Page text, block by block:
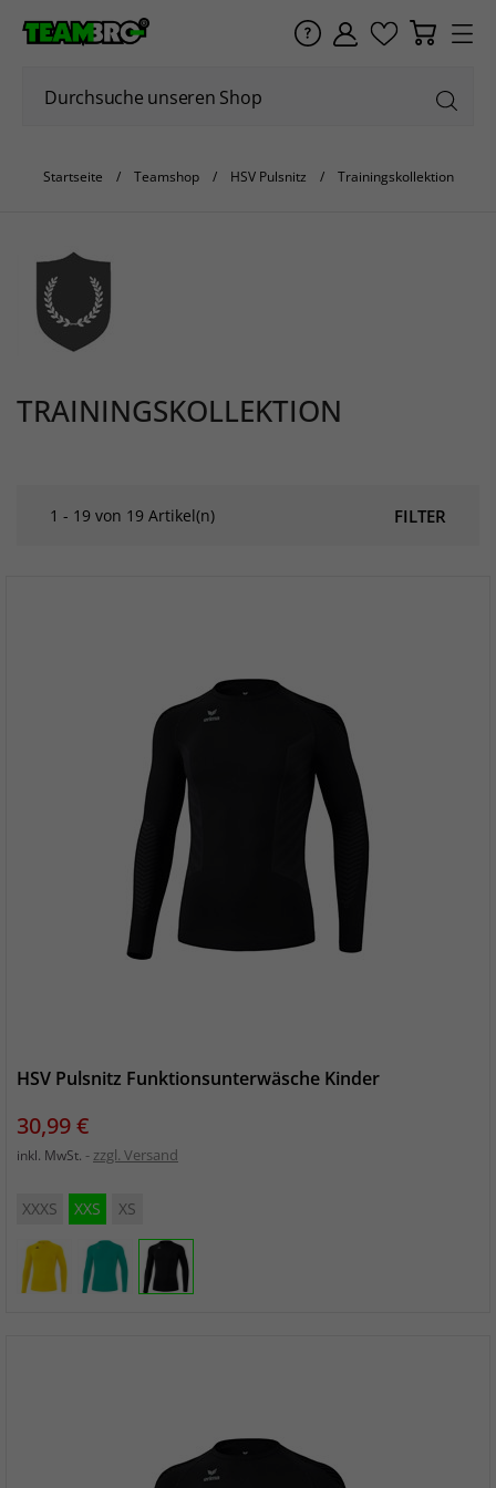
Startseite Teamshop HSV Pulsnitz Trainingskollektion
TRAININGSKOLLEKTION
FILTER
1 - 19 von 19 Artikel(n)
HSV Pulsnitz Funktionsunterwäsche Kinder
Preis
30,99 €
inkl. MwSt. zzgl. Versand
XXXS XXS XS